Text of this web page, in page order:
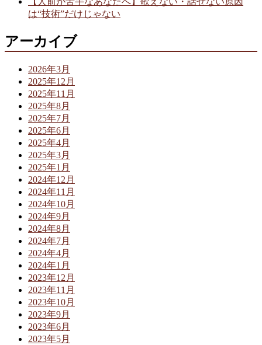
は“技術”だけじゃない
アーカイブ
2026年3月
2025年12月
2025年11月
2025年8月
2025年7月
2025年6月
2025年4月
2025年3月
2025年1月
2024年12月
2024年11月
2024年10月
2024年9月
2024年8月
2024年7月
2024年4月
2024年1月
2023年12月
2023年11月
2023年10月
2023年9月
2023年6月
2023年5月